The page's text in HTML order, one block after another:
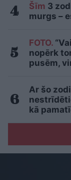
Šīm 3
murgs –
FOTO.
nopērk
pusēm,
Ar šo
kā